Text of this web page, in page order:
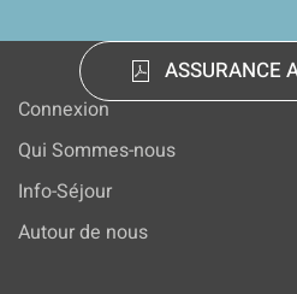
ASSURANCE
Connexion
Qui Sommes-nous
Info-Séjour
Autour de nous